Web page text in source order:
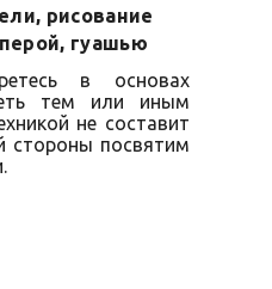
рисование
гуашью
в основах
тем или иным
не составит
стороны посвятим